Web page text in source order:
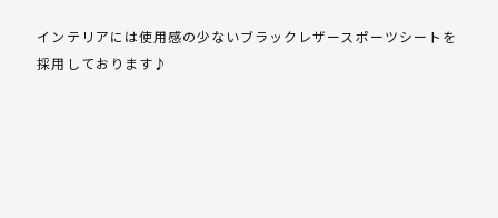
インテリアには使用感の少ないブラックレザースポーツシートを
採用しております♪